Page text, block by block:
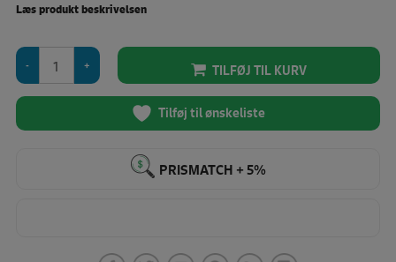
Læs produkt beskrivelsen
(Janome)
antal
TILFØJ TIL KURV
Tilføj til ønskeliste
PRISMATCH + 5%